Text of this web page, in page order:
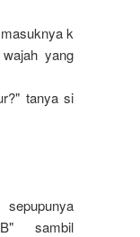
k
yang
tanya si
sambil